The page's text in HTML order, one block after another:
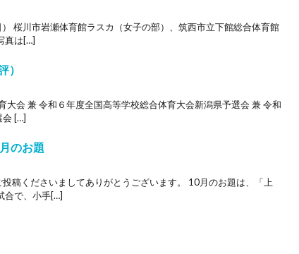
桜川市岩瀬体育館ラスカ（女子の部）、筑西市立下館総合体育館
真は[…]
）
会 兼 令和６年度全国高等学校総合体育大会新潟県予選会 兼 令和
会 […]
のお題
稿くださいましてありがとうございます。 10月のお題は、「上
合で、小手[…]